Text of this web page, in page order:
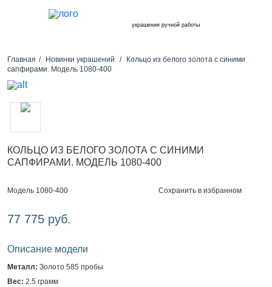
украшения ручной работы
Главная Новинки украшений
Кольцо из белого золота с синими
сапфирами. Модель 1080-400
КОЛЬЦО ИЗ БЕЛОГО ЗОЛОТА С СИНИМИ
САПФИРАМИ. МОДЕЛЬ 1080-400
Модель 1080-400 Сохранить в избранном
77 775 руб.
Описание модели
Металл: Золото 585 пробы
Вес: 2.5 грамм